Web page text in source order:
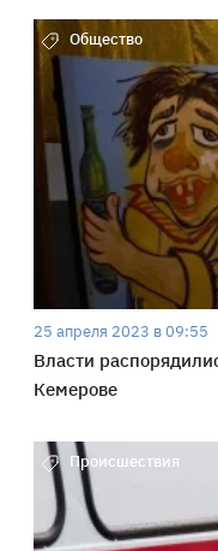
Общество
25 апреля 2023 в 09:55
Власти
Кемерове
Происшествия